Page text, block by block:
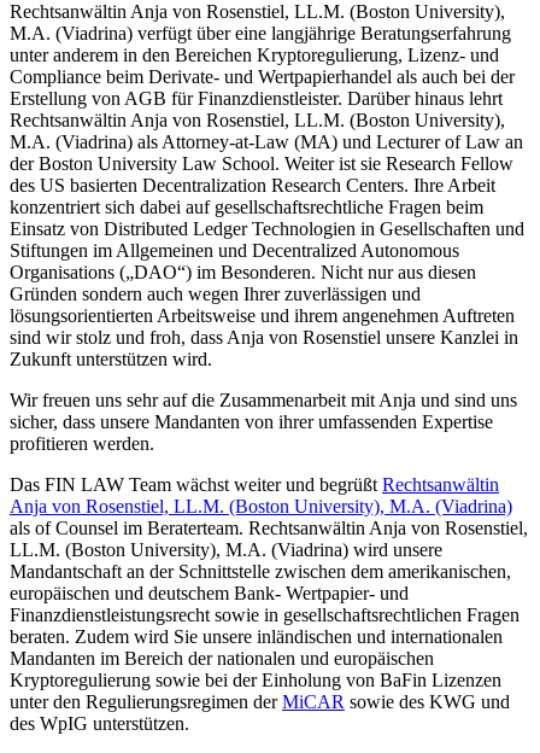
Rechtsanwältin Anja von Rosenstiel, LL.M. (Boston University),
M.A. (Viadrina) verfügt über eine langjährige Beratungserfahrung
unter anderem in den Bereichen Kryptoregulierung, Lizenz- und
Compliance beim Derivate- und Wertpapierhandel als auch bei der
Erstellung von AGB für Finanzdienstleister. Darüber hinaus lehrt
Rechtsanwältin Anja von Rosenstiel, LL.M. (Boston University),
M.A. (Viadrina) als Attorney-at-Law (MA) und Lecturer of Law an
der Boston University Law School. Weiter ist sie Research Fellow
des US basierten Decentralization Research Centers. Ihre Arbeit
konzentriert sich dabei auf gesellschaftsrechtliche Fragen beim
Einsatz von Distributed Ledger Technologien in Gesellschaften und
Stiftungen im Allgemeinen und Decentralized Autonomous
Organisations („DAO“) im Besonderen. Nicht nur aus diesen
Gründen sondern auch wegen Ihrer zuverlässigen und
lösungsorientierten Arbeitsweise und ihrem angenehmen Auftreten
sind wir stolz und froh, dass Anja von Rosenstiel unsere Kanzlei in
Zukunft unterstützen wird.
Wir freuen uns sehr auf die Zusammenarbeit mit Anja und sind uns
sicher, dass unsere Mandanten von ihrer umfassenden Expertise
profitieren werden.
Das FIN LAW Team wächst weiter und begrüßtRechtsanwältin
Anja von Rosenstiel, LL.M. (Boston University), M.A. (Viadrina)
als of Counsel im Beraterteam. Rechtsanwältin Anja von Rosenstiel,
LL.M. (Boston University), M.A. (Viadrina) wird unsere
Mandantschaft an der Schnittstelle zwischen dem amerikanischen,
europäischen und deutschem Bank- Wertpapier- und
Finanzdienstleistungsrecht sowie in gesellschaftsrechtlichen Fragen
beraten. Zudem wird Sie unsere inländischen und internationalen
Mandanten im Bereich der nationalen und europäischen
Kryptoregulierung sowie bei der Einholung von BaFin Lizenzen
unter den Regulierungsregimen derMiCAR sowie des KWG und
des WpIG unterstützen.